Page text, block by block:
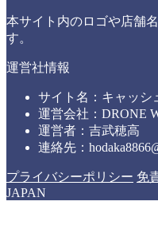
本サイト内のロゴや店舗
す。
運営社情報
サイト名：キャッシ
運営会社：DRONE
運営者：吉武穂高
連絡先：
プライバシーポリシー 免
JAPAN